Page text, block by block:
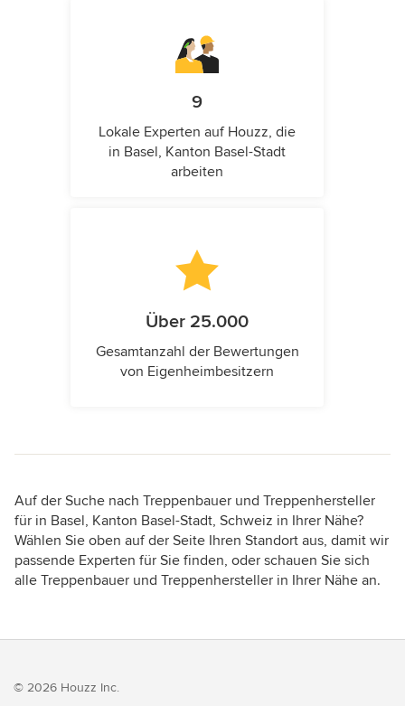
9
Lokale Experten auf Houzz, die
in Basel, Kanton Basel-Stadt
arbeiten
Über 25.000
Gesamtanzahl der Bewertungen
von Eigenheimbesitzern
Auf der Suche nach Treppenbauer und Treppenhersteller
für in Basel, Kanton Basel-Stadt, Schweiz in Ihrer Nähe?
Wählen Sie oben auf der Seite Ihren Standort aus, damit wir
passende Experten für Sie finden, oder schauen Sie sich
alle Treppenbauer und Treppenhersteller in Ihrer Nähe an.
© 2026 Houzz Inc.